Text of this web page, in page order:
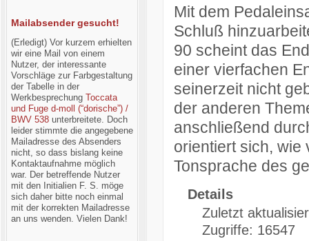
Mailabsender gesucht!
(Erledigt) Vor kurzem erhielten
wir eine Mail von einem
Nutzer, der interessante
Vorschläge zur Farbgestaltung
der Tabelle in der
Werkbesprechung Toccata
und Fuge d-moll (“dorische”) /
BWV 538unterbreitete. Doch
leider stimmte die angegebene
Mailadresse des Absenders
nicht, so dass bislang keine
Kontaktaufnahme möglich
war. Der betreffende Nutzer
mit den Initialien F. S. möge
sich daher bitte noch einmal
mit der korrekten Mailadresse
an uns wenden. Vielen Dank!
Mit dem
Schluß
90 scheint das
einer vierfachen
seinerzeit nicht
der anderen
anschließend
orientiert sich, wie
Tonsprache des
Details
Zuletzt
Zugriffe: 16547